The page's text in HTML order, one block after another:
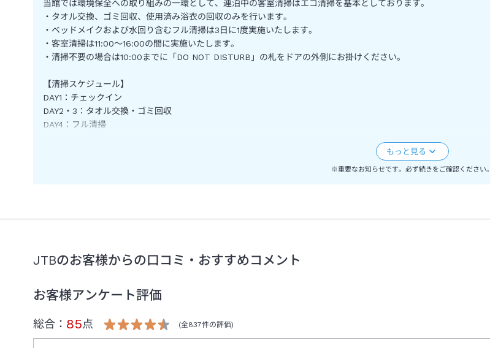
当館では環境保全への取り組みの一環として、連泊中の客室清掃はエコ清掃を基本としております。
・タオル交換、ゴミ回収、使用済み浴衣の回収のみを行います。
・ベッドメイクおよび水回り含むフル清掃は3日に1度実施いたします。
・客室清掃は11:00～16:00の間に実施いたします。
・清掃不要の場合は10:00までに「DO NOT DISTURB」の札をドアの外側にお掛けください。
【清掃スケジュール】
DAY1：チェックイン
DAY2・3：タオル交換・ゴミ回収
DAY4：フル清掃
18歳未満のお客様のみでご宿泊の場合、保護者様の同意書と滞在中の保護者様ご連絡先のご提出が必要となります。
リンク先ページをスクロールして、下部の情報をご確認ください。
店舗申込みのお客様はJTBの同意書も必要です。
https://www.jtb.co.jp/operate/jyoken/
※重要なお知らせです。必ず続きをご確認ください。
JTBのお客様からの口コミ・おすすめコメント
お客様アンケート評価
総合： 85点 (全837件の評価)